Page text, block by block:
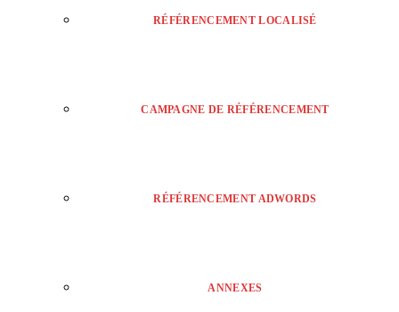
RÉFÉRENCEMENT LOCALISÉ
CAMPAGNE DE RÉFÉRENCEMENT
RÉFÉRENCEMENT ADWORDS
ANNEXES